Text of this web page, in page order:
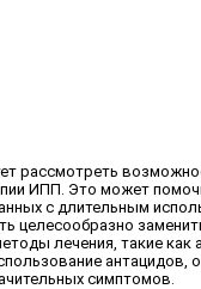
рассмотреть
ИПП. Это может
с длительным
целесообразно
лечения, такие как
антацидов,
симптомов.